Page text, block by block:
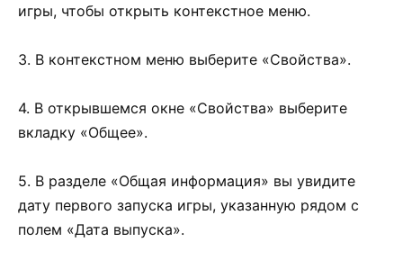
игры, чтобы открыть контекстное меню.
3. В контекстном меню выберите «Свойства».
4. В открывшемся окне «Свойства» выберите
вкладку «Общее».
5. В разделе «Общая информация» вы увидите
дату первого запуска игры, указанную рядом с
полем «Дата выпуска».